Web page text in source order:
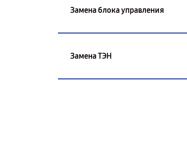
Замена блока управления
Замена ТЭН